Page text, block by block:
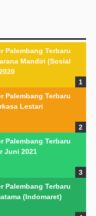
Palembang Terbaru
Mandiri (Sosial
Palembang Terbaru
Lestari
Palembang Terbaru
Juni 2021
Palembang Terbaru
(Indomaret)